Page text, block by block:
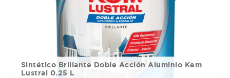
Sintético Brillante Doble Acción Aluminio Kem
Lustral 0.25 L